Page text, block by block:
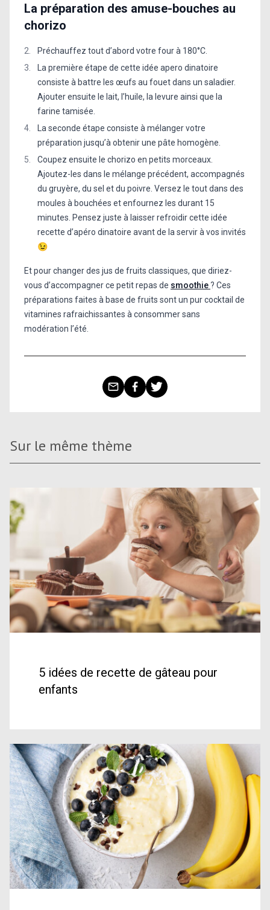
La préparation des amuse-bouches au
chorizo
Préchauffez tout d’abord votre four à 180°C.
La première étape de cette idée apero dinatoire
consiste à battre les œufs au fouet dans un saladier.
Ajouter ensuite le lait, l’huile, la levure ainsi que la
farine tamisée.
La seconde étape consiste à mélanger votre
préparation jusqu’à obtenir une pâte homogène.
Coupez ensuite le chorizo en petits morceaux.
Ajoutez-les dans le mélange précédent, accompagnés
du gruyère, du sel et du poivre. Versez le tout dans des
moules à bouchées et enfournez les durant 15
minutes. Pensez juste à laisser refroidir cette idée
recette d’apéro dinatoire avant de la servir à vos invités
😉
Et pour changer des jus de fruits classiques, que diriez-
vous d’accompagner ce petit repas de smoothie? Ces
préparations faites à base de fruits sont un pur cocktail de
vitamines rafraichissantes à consommer sans
modération l’été.
Sur le même thème
5 idées de recette de gâteau pour
enfants